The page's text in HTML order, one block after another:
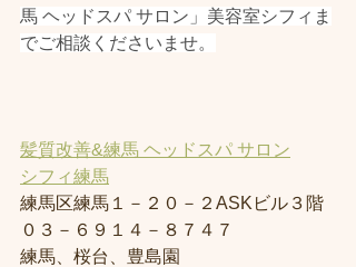
馬 ヘッドスパ サロン」美容室シフィま
でご相談くださいませ。
髪質改善&練馬 ヘッドスパ サロン
シフィ練馬
練馬区練馬１－２０－２ASKビル３階
０３－６９１４－８７４７
練馬、桜台、豊島園